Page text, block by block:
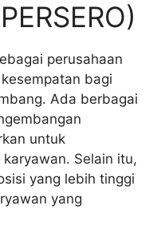
perusahaan
bagi
Ada berbagai
untuk
Selain itu,
yang lebih tinggi
yang